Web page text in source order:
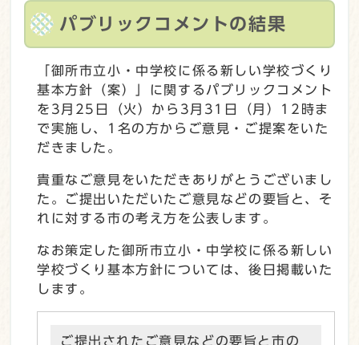
パブリックコメントの結果
「御所市立小・中学校に係る新しい学校づくり
基本方針（案）」に関するパブリックコメント
を3月25日（火）から3月31日（月）12時ま
で実施し、1名の方からご意見・ご提案をいた
だきました。
貴重なご意見をいただきありがとうございまし
た。ご提出いただいたご意見などの要旨と、そ
れに対する市の考え方を公表します。
なお策定した御所市立小・中学校に係る新しい
学校づくり基本方針については、後日掲載いた
します。
ご提出されたご意見などの要旨と市の